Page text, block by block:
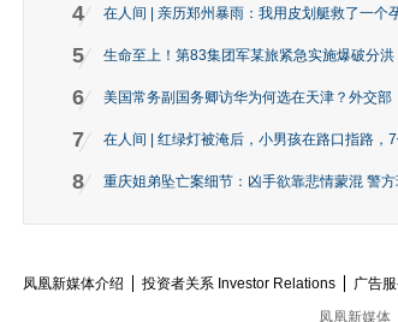
4 在人间 | 亲历郑州暴雨：我用皮划艇救了一个
5 生命至上！第83集团军某旅紧急实施爆破分洪
6 美国常务副国务卿访华为何选在天津？外交部
7 在人间 | 红绿灯被淹后，小男孩在路口指路，
8 重庆姐弟坠亡案细节：凶手欲靠悲情蒙混 警
凤凰新媒体介绍 投资者关系 Investor Relations 广告
凤凰新媒体